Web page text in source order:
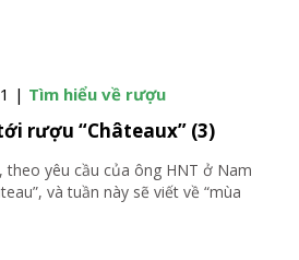
| Tìm hiểu về rượu
rượu “Châteaux” (3)
yêu cầu của ông HNT ở Nam
và tuần này sẽ viết về “mùa